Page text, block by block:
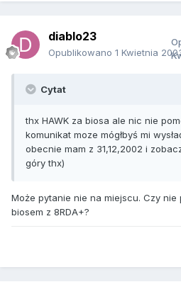
diablo23
Opublikowano 1 Kwietnia
Cytat
thx HAWK za biosa ale nic nie
komunikat moze mógłbyś mi
obecnie mam z 31,12,2002 i
góry thx)
Może pytanie nie na miejscu. Czy
biosem z 8RDA+?